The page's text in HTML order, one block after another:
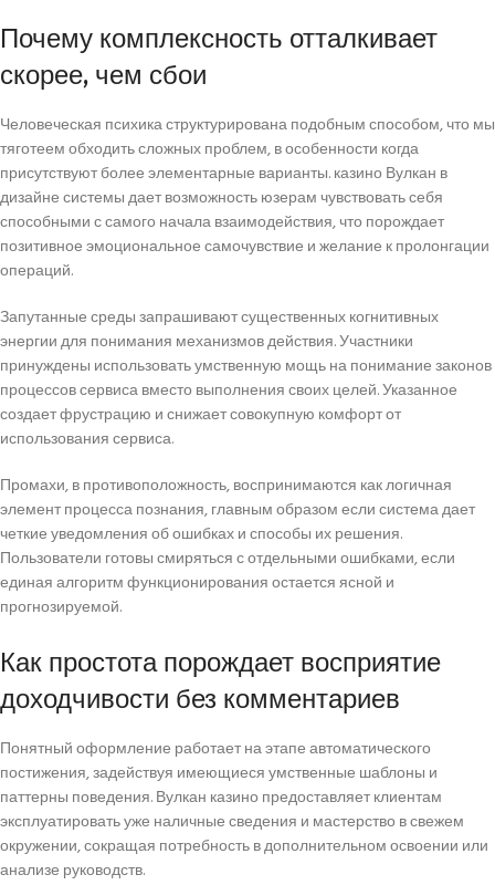
Почему комплексность отталкивает
скорее, чем сбои
Человеческая психика структурирована подобным способом, что мы
тяготеем обходить сложных проблем, в особенности когда
присутствуют более элементарные варианты. казино Вулкан в
дизайне системы дает возможность юзерам чувствовать себя
способными с самого начала взаимодействия, что порождает
позитивное эмоциональное самочувствие и желание к пролонгации
операций.
Запутанные среды запрашивают существенных когнитивных
энергии для понимания механизмов действия. Участники
принуждены использовать умственную мощь на понимание законов
процессов сервиса вместо выполнения своих целей. Указанное
создает фрустрацию и снижает совокупную комфорт от
использования сервиса.
Промахи, в противоположность, воспринимаются как логичная
элемент процесса познания, главным образом если система дает
четкие уведомления об ошибках и способы их решения.
Пользователи готовы смиряться с отдельными ошибками, если
единая алгоритм функционирования остается ясной и
прогнозируемой.
Как простота порождает восприятие
доходчивости без комментариев
Понятный оформление работает на этапе автоматического
постижения, задействуя имеющиеся умственные шаблоны и
паттерны поведения. Вулкан казино предоставляет клиентам
эксплуатировать уже наличные сведения и мастерство в свежем
окружении, сокращая потребность в дополнительном освоении или
анализе руководств.